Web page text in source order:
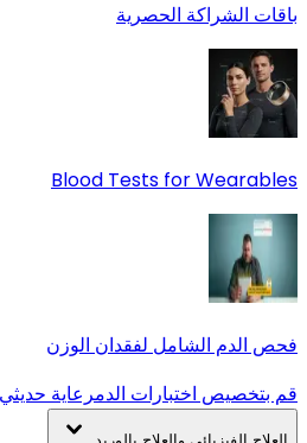
باقات الشراكة الحصرية
Blood Tests for Wearables
فحص الدم الشامل لفقدان الوزن
قم بتخصيص اختبارات الدمرعاية